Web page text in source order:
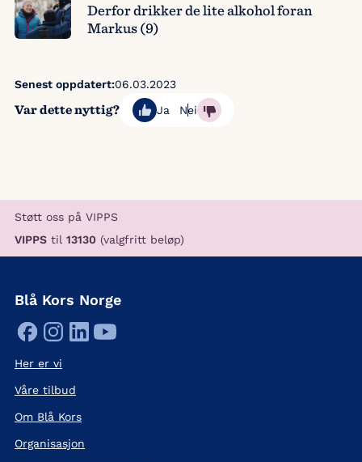
Derfor drikker de lite alkohol foran
Markus (9)
Var dette nyttig? Ja Nei
Senest oppdatert:06.03.2023
Støtt oss på VIPPS
VIPPS til 13130 (valgfritt beløp)
Blå Kors Norge
Her er vi
Våre tilbud
Om Blå Kors
Organisasjon